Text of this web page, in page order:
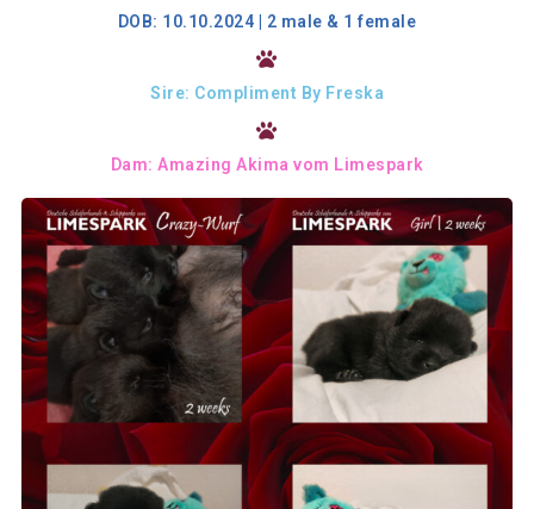
DOB: 10.10.2024 | 2 male & 1 female
Sire: Compliment By Freska
Dam: Amazing Akima vom Limespark